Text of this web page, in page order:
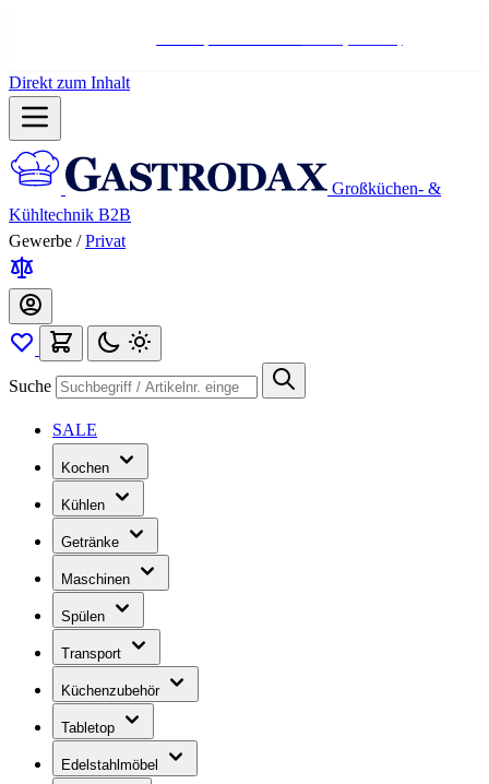
Direkt zum Inhalt
Großküchen- &
Kühltechnik B2B
Gewerbe / Privat
Suche
SALE
Kochen
Kühlen
Getränke
Maschinen
Spülen
Transport
Küchenzubehör
Tabletop
Edelstahlmöbel